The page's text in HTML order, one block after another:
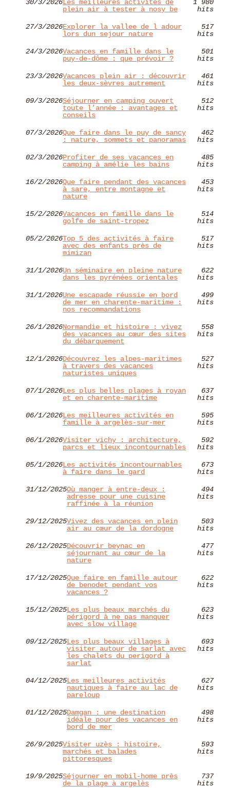
30/3/2026Les meilleures activités de
plein air à tester à nosy be
1 980
hits
27/3/2026Explorer la vallee de l adour
lors dun sejour nature
517
hits
24/3/2026Vacances en famille dans le
puy-de-dôme : que prévoir ?
501
hits
23/3/2026Vacances plein air : découvrir
les deux-sèvres autrement
461
hits
09/3/2026Séjourner en camping ouvert
toute l’année : avantages et
conseils
512
hits
07/3/2026Que faire dans le puy de sancy
: nature, sommets et panoramas
462
hits
02/3/2026Profiter de ses vacances en
camping à amélie les bains
485
hits
16/2/2026Que faire pendant des vacances
à sare, entre montagne et
nature
453
hits
15/2/2026Vacances en famille dans le
golfe de saint-tropez
514
hits
05/2/2026Top 5 des activités à faire
avec des enfants près de
mimizan
517
hits
31/1/2026Un séminaire en pleine nature
dans les pyrénées orientales
622
hits
31/1/2026Une escapade réussie en bord
de mer en charente-maritime :
nos recommandations
499
hits
26/1/2026Normandie et histoire : vivez
des vacances au cœur des sites
du débarquement
558
hits
12/1/2026Découvrez les alpes-maritimes
à travers des vacances
naturistes uniques
527
hits
07/1/2026Les plus belles plages à royan
et en charente-maritime
637
hits
06/1/2026Les meilleures activités en
famille à argelès-sur-mer
595
hits
06/1/2026Visiter vichy : architecture,
parcs et lieux incontournables
592
hits
05/1/2026Les activités incontournables
à faire dans le gard
673
hits
31/12/2025Où manger à entre-deux :
adresse pour une cuisine
raffinée à la réunion
494
hits
29/12/2025Vivez des vacances en plein
air au cœur de la dordogne
503
hits
26/12/2025Découvrir beynac en
séjournant au cœur de la
nature
477
hits
17/12/2025Que faire en famille autour
de benodet pendant vos
vacances ?
622
hits
15/12/2025Les plus beaux marchés du
périgord à ne pas manquer
avec slow village
623
hits
09/12/2025Les plus beaux villages à
visiter autour de sarlat avec
les chalets du perigord à
sarlat
693
hits
04/12/2025Les meilleures activités
nautiques à faire au lac de
pareloup
627
hits
01/12/2025Damgan : une destination
idéale pour des vacances en
bord de mer
498
hits
26/9/2025Visiter uzès : histoire,
marchés et balades
pittoresques
593
hits
19/9/2025Séjourner en mobil-home près
de la plage à argelès
737
hits